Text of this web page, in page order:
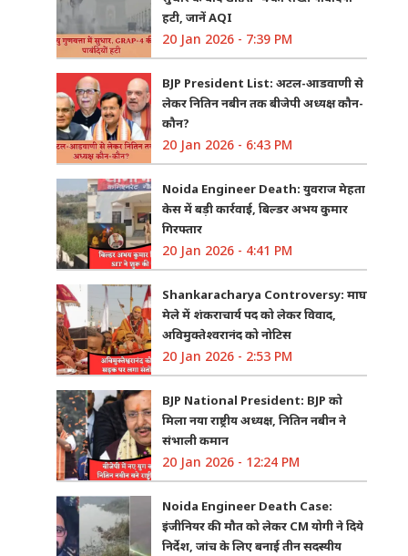
हटी, जानें AQI
20 Jan 2026 - 7:39 PM
BJP President List: अटल-आडवाणी से
लेकर नितिन नबीन तक बीजेपी अध्यक्ष कौन-
कौन?
20 Jan 2026 - 6:43 PM
Noida Engineer Death: युवराज मेहता
केस में बड़ी कार्रवाई, बिल्डर अभय कुमार
गिरफ्तार
20 Jan 2026 - 4:41 PM
Shankaracharya Controversy: माघ
मेले में शंकराचार्य पद को लेकर विवाद,
अविमुक्तेश्वरानंद को नोटिस
20 Jan 2026 - 2:53 PM
BJP National President: BJP को
मिला नया राष्ट्रीय अध्यक्ष, नितिन नबीन ने
संभाली कमान
20 Jan 2026 - 12:24 PM
Noida Engineer Death Case:
इंजीनियर की मौत को लेकर CM योगी ने दिये
निर्देश, जांच के लिए बनाई तीन सदस्यीय